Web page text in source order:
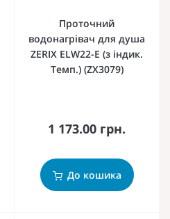
Проточний
водонагрівач для душа
ZERIX ELW22-E (з індик.
Темп.) (ZX3079)
1 173.00 грн.
До кошика